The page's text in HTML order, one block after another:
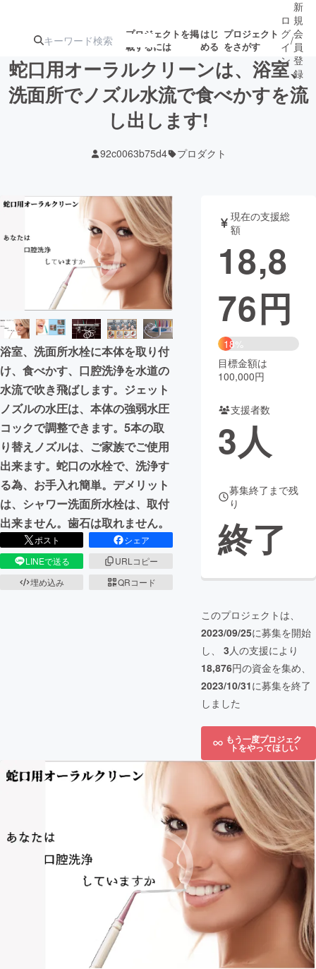
プロジェクトを掲
載するには
はじ
める
プロジェクト
をさがす
注目の新着プロ募集終了が近いプ
ロジェクト
テクノロジー・ガジェット
映像・映画 書籍・雑誌
ビジネス・起業 チャレンジ
まちづくり・地域活性化
CAMPFIRE for Social Good
CAMPFIRE Creation
CAMPFIREふるさと納税machi-ya コミュニティ
ロ
グ
イ
ン
/
新
規
会
員
登
録
蛇口用オーラルクリーンは、浴室、
洗面所でノズル水流で食べかすを流
し出します!
92c0063b75d4 プロダクト
浴室、洗面所水栓に本体を取り付
け、食べかす、口腔洗浄を水道の
水流で吹き飛ばします。ジェット
ノズルの水圧は、本体の強弱水圧
コックで調整できます。5本の取
り替えノズルは、ご家族でご使用
出来ます。蛇口の水栓で、洗浄す
る為、お手入れ簡単。デメリット
は、シャワー洗面所水栓は、取付
出来ません。歯石は取れません。
ポスト
シェア
LINEで送る
URLコピー
埋め込み
QRコード
現在の支援総
額
18,8
76円
18%
目標金額は
100,000円
支援者数
3人
募集終了まで残
り
終了
このプロジェクトは、
2023/09/25に募集を開始
し、 3人の支援により
18,876円の資金を集め、
2023/10/31に募集を終了
しました
もう一度プロジェク
トをやってほしい